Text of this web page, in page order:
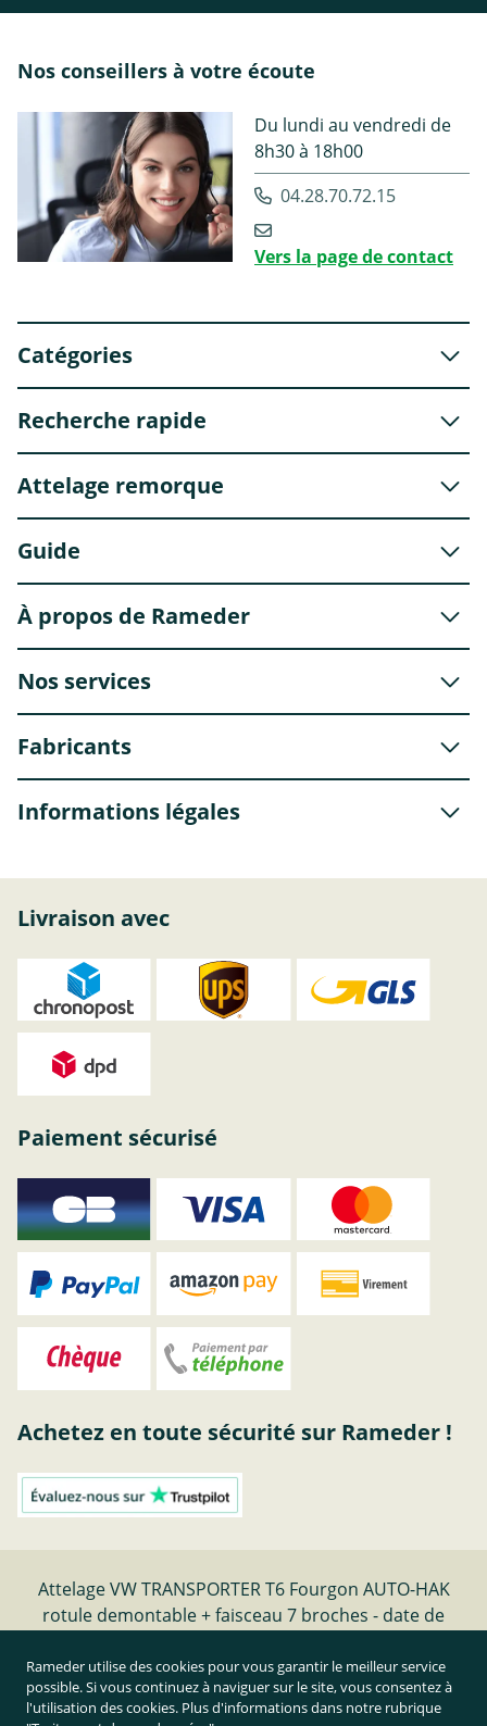
Nos conseillers à votre écoute
Du lundi au vendredi de
8h30 à 18h00
04.28.70.72.15
Vers la page de contact
Catégories
Recherche rapide
Attelage remorque
Guide
À propos de Rameder
Nos services
Fabricants
Informations légales
Livraison avec
Paiement sécurisé
Achetez en toute sécurité sur Rameder !
Attelage VW TRANSPORTER T6 Fourgon AUTO-HAK
rotule demontable + faisceau 7 broches - date de
Résilier le contrat
Rameder utilise des cookies pour vous garantir le meilleur service
possible. Si vous continuez à naviguer sur le site, vous consentez à
l'utilisation des cookies. Plus d'informations dans notre rubrique